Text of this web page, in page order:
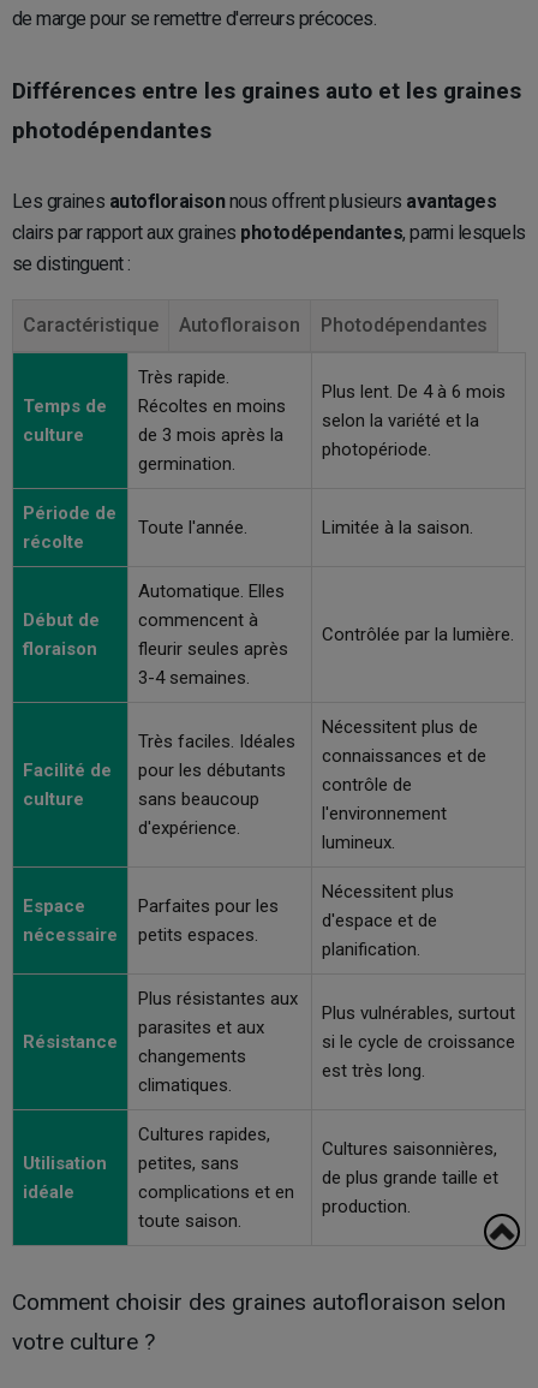
de marge pour se remettre d'erreurs précoces.
Différences entre les graines auto et les graines
photodépendantes
Les graines autofloraisonnous offrent plusieurs avantages
clairs par rapport aux graines photodépendantes, parmi lesquels
se distinguent :
Caractéristique Autofloraison Photodépendantes
Temps de
culture
Très rapide.
Récoltes en moins
de 3 mois après la
germination.
Plus lent. De 4 à 6 mois
selon la variété et la
photopériode.
Période de
récolte
Toute l'année. Limitée à la saison.
Début de
floraison
Automatique. Elles
commencent à
fleurir seules après
3-4 semaines.
Contrôlée par la lumière.
Facilité de
culture
Très faciles. Idéales
pour les débutants
sans beaucoup
d'expérience.
Nécessitent plus de
connaissances et de
contrôle de
l'environnement
lumineux.
Espace
nécessaire
Parfaites pour les
petits espaces.
Nécessitent plus
d'espace et de
planification.
Résistance
Plus résistantes aux
parasites et aux
changements
climatiques.
Plus vulnérables, surtout
si le cycle de croissance
est très long.
Utilisation
idéale
Cultures rapides,
petites, sans
complications et en
toute saison.
Cultures saisonnières,
de plus grande taille et
production.
Comment choisir des graines autofloraison selon
votre culture ?